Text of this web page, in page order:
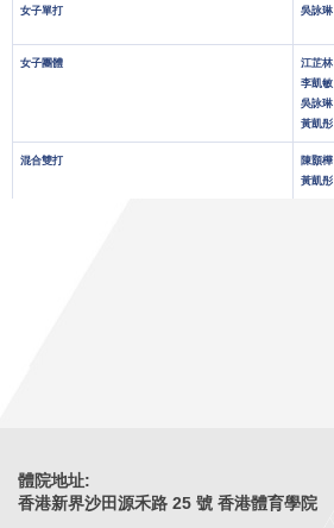
女子單打 吳詠琳
女子團體
江芷林
李凱敏
吳詠琳
黃凱彤
混合雙打
陳顥樺
黃凱彤
體院地址:
香港新界沙田源禾路 25 號 香港體育學院